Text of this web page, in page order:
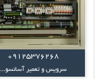
09125376268
سرویس و تعمیر آسانسو...